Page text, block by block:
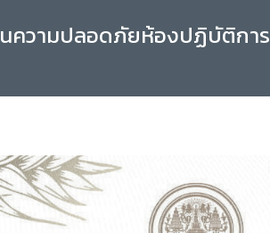
ความปลอดภัยห้องปฏิบัติการ